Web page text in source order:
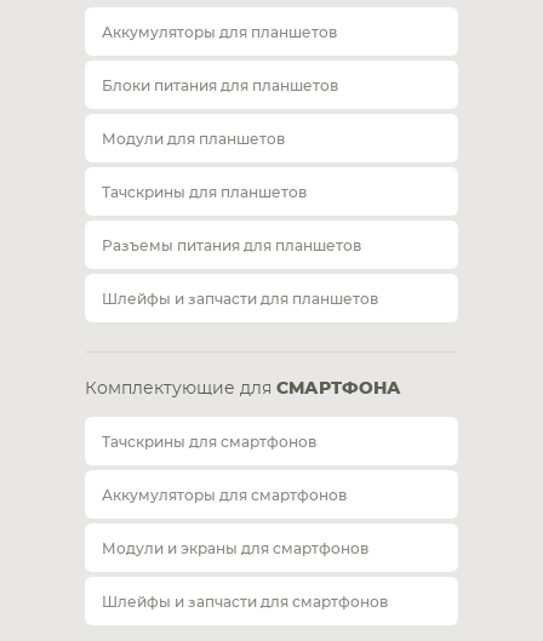
Аккумуляторы для планшетов
Блоки питания для планшетов
Модули для планшетов
Тачскрины для планшетов
Разъемы питания для планшетов
Шлейфы и запчасти для планшетов
Комплектующие для СМАРТФОНА
Тачскрины для смартфонов
Аккумуляторы для смартфонов
Модули и экраны для смартфонов
Шлейфы и запчасти для смартфонов